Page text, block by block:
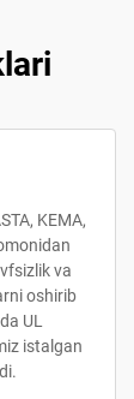
KEMA,
va
oshirib
UL
istalgan